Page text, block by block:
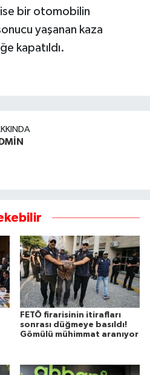
bir otomobilin
yaşanan kaza
kapatıldı.
FETÖ firarisinin itirafları
sonrası düğmeye basıldı!
Gömülü mühimmat aranıyor